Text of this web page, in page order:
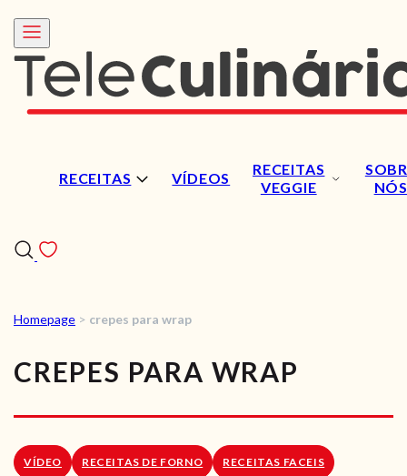
RECEITAS VÍDEOS
RECEITAS
VEGGIE
NÓS
RECEITAS
VÍDEOS
RECEITAS VEGGIE
SOBRE NÓS
Homepage > crepes para wrap
CREPES PARA WRAP
VÍDEO RECEITAS DE FORNO RECEITAS FACEIS